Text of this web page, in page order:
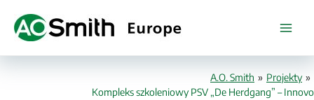
treści
A.O. Smith » Projekty »
Kompleks szkoleniowy PSV „De Herdgang” – Innovo